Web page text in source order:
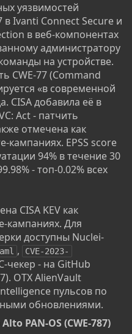
уязвимостей
в Ivanti Connect Secure и
в веб-компонентах
администратору
на устройстве.
CWE-77 (Command
«в современной
CISA добавила её в
Act - патчить
отмечена как
кампаниях. EPSS score
94% в течение 30
- топ-0.02% всех
CISA KEV как
кампаниях. Для
доступны Nuclei-
,
CVE-2023-
чекер - на GitHub
OTX AlienVault
пульсов по
обновлениями.
PAN-OS (CWE-787)​